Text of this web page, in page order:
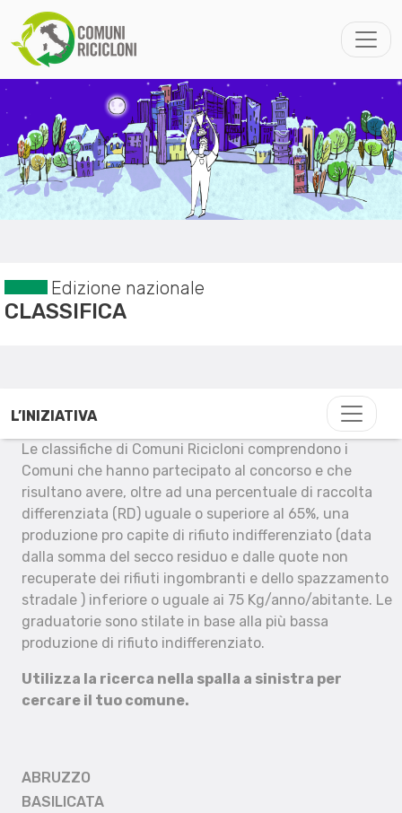
Edizione nazionale
CLASSIFICA
L’INIZIATIVA
Le classifiche di Comuni Ricicloni comprendono i
Comuni che hanno partecipato al concorso e che
risultano avere, oltre ad una percentuale di raccolta
differenziata (RD) uguale o superiore al 65%, una
produzione pro capite di rifiuto indifferenziato (data
dalla somma del secco residuo e dalle quote non
recuperate dei rifiuti ingombranti e dello spazzamento
stradale ) inferiore o uguale ai 75 Kg/anno/abitante. Le
graduatorie sono stilate in base alla più bassa
produzione di rifiuto indifferenziato.
Utilizza la ricerca nella spalla a sinistra per
cercare il tuo comune.
ABRUZZO
BASILICATA